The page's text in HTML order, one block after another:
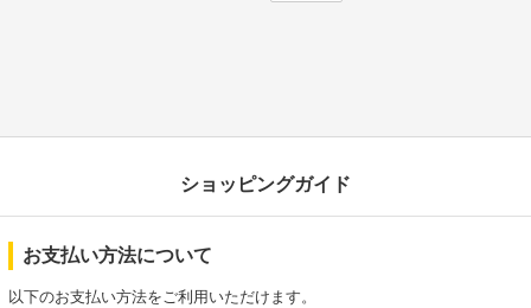
ショッピングガイド
お支払い方法について
以下のお支払い方法をご利用いただけます。